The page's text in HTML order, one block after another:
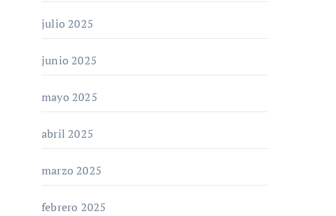
julio 2025
junio 2025
mayo 2025
abril 2025
marzo 2025
febrero 2025